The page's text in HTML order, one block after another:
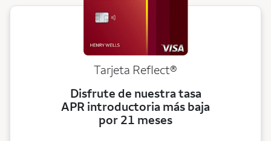
Tarjeta Reflect®
Disfrute de nuestra tasa
APR introductoria más baja
por 21 meses